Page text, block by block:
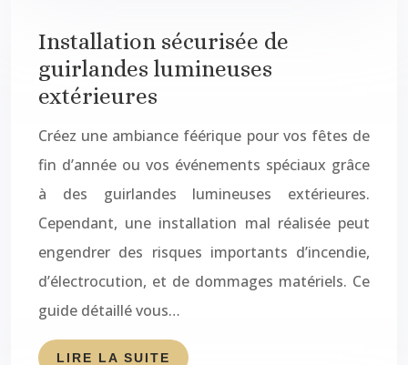
Installation sécurisée de
guirlandes lumineuses
extérieures
Créez une ambiance féérique pour vos fêtes de
fin d’année ou vos événements spéciaux grâce
à des guirlandes lumineuses extérieures.
Cependant, une installation mal réalisée peut
engendrer des risques importants d’incendie,
d’électrocution, et de dommages matériels. Ce
guide détaillé vous…
LIRE LA SUITE